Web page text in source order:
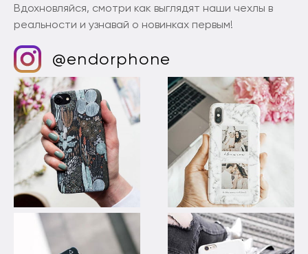
Вдохновляйся, смотри как выглядят наши чехлы в
реальности и узнавай о новинках первым!
@endorphone